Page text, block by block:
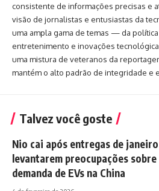
consistente de informações precisas e
visão de jornalistas e entusiastas da
uma ampla gama de temas — da
entretenimento e inovações
uma mistura de veteranos da
mantém o alto padrão de integridade e
Talvez você goste
Nio cai após entregas de janeiro
levantarem preocupações sobre
demanda de EVs na China